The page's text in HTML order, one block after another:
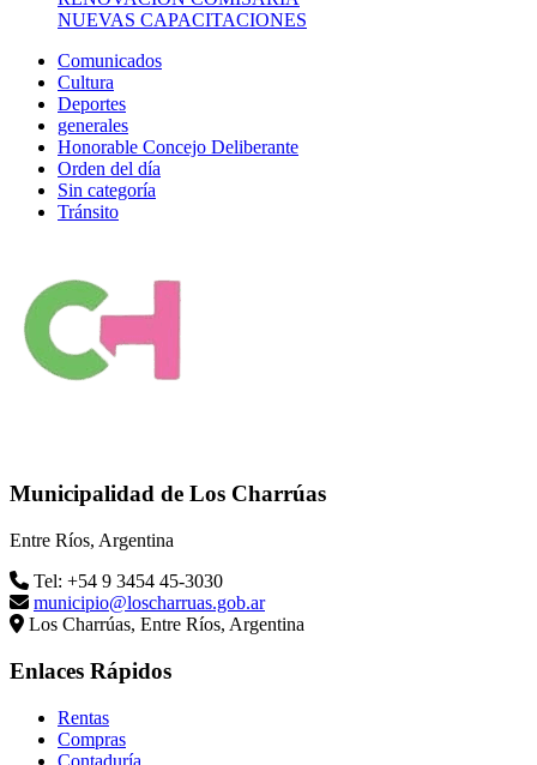
NUEVAS CAPACITACIONES
Comunicados
Cultura
Deportes
generales
Honorable Concejo Deliberante
Orden del día
Sin categoría
Tránsito
Municipalidad de Los Charrúas
Entre Ríos, Argentina
Tel: +54 9 3454 45-3030
municipio@loscharruas.gob.ar
Los Charrúas, Entre Ríos, Argentina
Enlaces Rápidos
Rentas
Compras
Contaduría